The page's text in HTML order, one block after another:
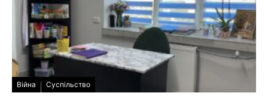
Війна Суспільство